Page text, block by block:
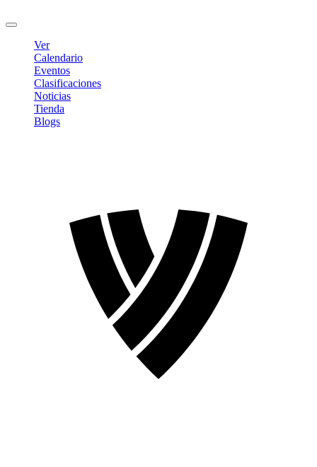
Ver
Calendario
Eventos
Clasificaciones
Noticias
Tienda
Blogs